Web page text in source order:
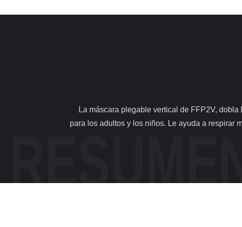
para los adultos y los niños. Le ayuda a respirar